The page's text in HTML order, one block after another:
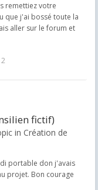
remettiez votre
que j'ai bossé toute la
aller sur le forum et
2
fictif)
in Création de
portable don j'avais
projet. Bon courage